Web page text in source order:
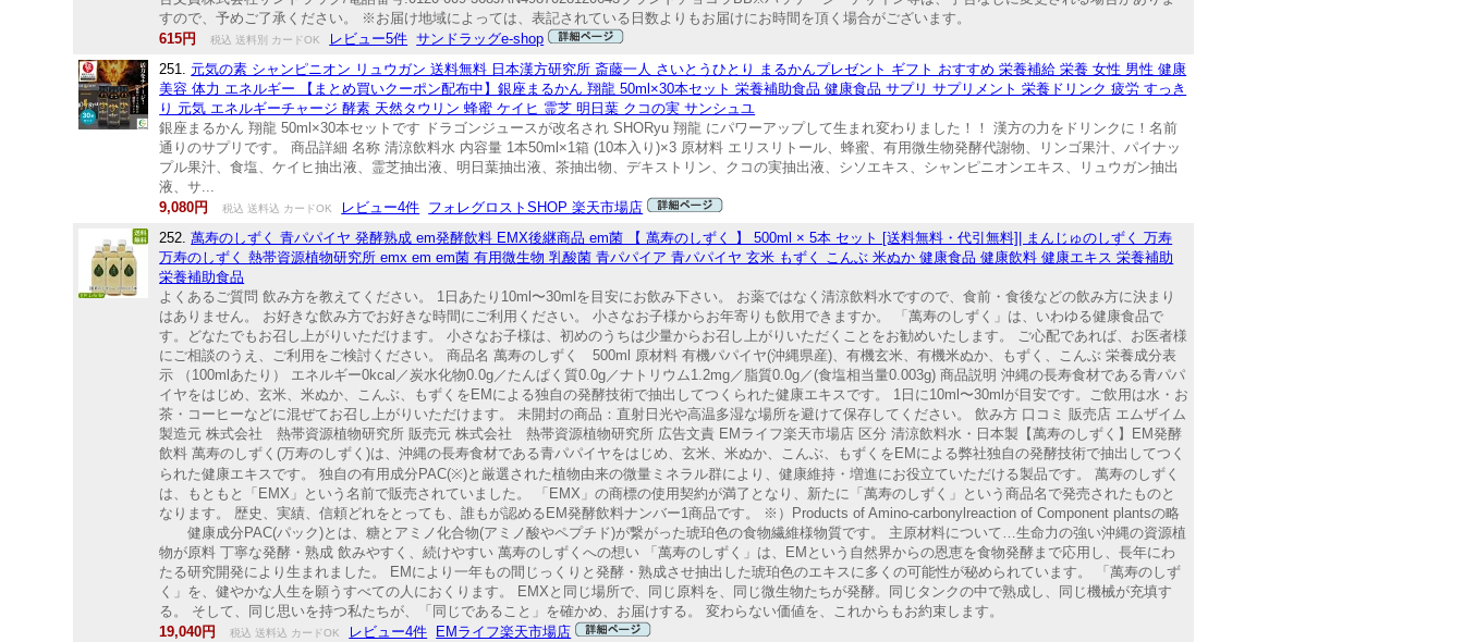
すので、予めご了承ください。 ※お届け地域によっては、表記されている日数よりもお届けにお時間を頂く場合がございます。
615円
税込 送料別 カードOK レビュー5件 サンドラッグe-shop
251. 元気の素 シャンピニオン リュウガン 送料無料 日本漢方研究所 斎藤一人 さいとうひとり まるかんプレゼント ギフト おすすめ 栄養補給 栄養 女性 男性 健康
美容 体力 エネルギー 【まとめ買いクーポン配布中】銀座まるかん 翔龍 50ml×30本セット 栄養補助食品 健康食品 サプリ サプリメント 栄養ドリンク 疲労 すっき
り 元気 エネルギーチャージ 酵素 天然タウリン 蜂蜜 ケイヒ 霊芝 明日葉 クコの実 サンシュユ
銀座まるかん 翔龍 50ml×30本セットです ドラゴンジュースが改名され SHORyu 翔龍 にパワーアップして生まれ変わりました！！ 漢方の力をドリンクに！名前
通りのサプリです。 商品詳細 名称 清涼飲料水 内容量 1本50ml×1箱 (10本入り)×3 原材料 エリスリトール、蜂蜜、有用微生物発酵代謝物、リンゴ果汁、パイナッ
プル果汁、食塩、ケイヒ抽出液、霊芝抽出液、明日葉抽出液、茶抽出物、デキストリン、クコの実抽出液、シソエキス、シャンピニオンエキス、リュウガン抽出
液、サ...
9,080円
税込 送料込 カードOK レビュー4件 フォレグロストSHOP 楽天市場店
252.萬寿のしずく 青パパイヤ 発酵熟成 em発酵飲料 EMX後継商品 em菌 【 萬寿のしずく 】 500ml × 5本 セット [送料無料・代引無料]| まんじゅのしずく 万寿
万寿のしずく 熱帯資源植物研究所 emx em em菌 有用微生物 乳酸菌 青パパイア 青パパイヤ 玄米 もずく こんぶ 米ぬか 健康食品 健康飲料 健康エキス 栄養補助
栄養補助食品
よくあるご質問 飲み方を教えてください。 1日あたり10ml〜30mlを目安にお飲み下さい。 お薬ではなく清涼飲料水ですので、食前・食後などの飲み方に決まり
はありません。 お好きな飲み方でお好きな時間にご利用ください。 小さなお子様からお年寄りも飲用できますか。 「萬寿のしずく」は、いわゆる健康食品で
す。どなたでもお召し上がりいただけます。 小さなお子様は、初めのうちは少量からお召し上がりいただくことをお勧めいたします。 ご心配であれば、お医者様
にご相談のうえ、ご利用をご検討ください。 商品名 萬寿のしずく 500ml 原材料 有機パパイヤ(沖縄県産)、有機玄米、有機米ぬか、もずく、こんぶ 栄養成分表
示 （100mlあたり） エネルギー0kcal／炭水化物0.0g／たんぱく質0.0g／ナトリウム1.2mg／脂質0.0g／(食塩相当量0.003g) 商品説明 沖縄の長寿食材である青パパ
イヤをはじめ、玄米、米ぬか、こんぶ、もずくをEMによる独自の発酵技術で抽出してつくられた健康エキスです。 1日に10ml〜30mlが目安です。ご飲用は水・お
茶・コーヒーなどに混ぜてお召し上がりいただけます。 未開封の商品：直射日光や高温多湿な場所を避けて保存してください。 飲み方 口コミ 販売店 エムザイム
製造元 株式会社 熱帯資源植物研究所 販売元 株式会社 熱帯資源植物研究所 広告文責 EMライフ楽天市場店 区分 清涼飲料水・日本製【萬寿のしずく】EM発酵
飲料 萬寿のしずく(万寿のしずく)は、沖縄の長寿食材である青パパイヤをはじめ、玄米、米ぬか、こんぶ、もずくをEMによる弊社独自の発酵技術で抽出してつく
られた健康エキスです。 独自の有用成分PAC(※)と厳選された植物由来の微量ミネラル群により、健康維持・増進にお役立ていただける製品です。 萬寿のしずく
は、もともと「EMX」という名前で販売されていました。 「EMX」の商標の使用契約が満了となり、新たに「萬寿のしずく」という商品名で発売されたものと
なります。 歴史、実績、信頼どれをとっても、誰もが認めるEM発酵飲料ナンバー1商品です。 ※）Products of Amino-carbonylreaction of Component plantsの略
健康成分PAC(パック)とは、糖とアミノ化合物(アミノ酸やペプチド)が繋がった琥珀色の食物繊維様物質です。 主原材料について…生命力の強い沖縄の資源植
物が原料 丁寧な発酵・熟成 飲みやすく、続けやすい 萬寿のしずくへの想い 「萬寿のしずく」は、EMという自然界からの恩恵を食物発酵まで応用し、長年にわ
たる研究開発により生まれました。 EMにより一年もの間じっくりと発酵・熟成させ抽出した琥珀色のエキスに多くの可能性が秘められています。 「萬寿のしず
く」を、健やかな人生を願うすべての人におくります。 EMXと同じ場所で、同じ原料を、同じ微生物たちが発酵。同じタンクの中で熟成し、同じ機械が充填す
る。 そして、同じ思いを持つ私たちが、「同じであること」を確かめ、お届けする。 変わらない価値を、これからもお約束します。
19,040円
税込 送料込 カードOK レビュー4件
EMライフ楽天市場店